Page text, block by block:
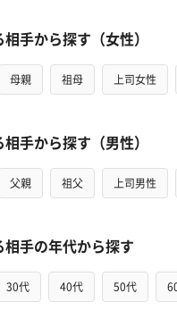
手から探す（女性）
母親 祖母 上司女性
手から探す（男性）
父親 祖父 上司男性
手の年代から探す
30代 40代 50代